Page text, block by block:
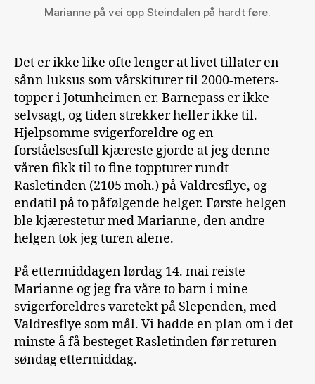
Marianne på vei opp Steindalen på hardt føre.
Det er ikke like ofte lenger at livet tillater en
sånn luksus som vårskiturer til 2000-meters-
topper i Jotunheimen er. Barnepass er ikke
selvsagt, og tiden strekker heller ikke til.
Hjelpsomme svigerforeldre og en
forståelsesfull kjæreste gjorde at jeg denne
våren fikk til to fine toppturer rundt
Rasletinden (2105 moh.) på Valdresflye, og
endatil på to påfølgende helger. Første helgen
ble kjærestetur med Marianne, den andre
helgen tok jeg turen alene.
På ettermiddagen lørdag 14. mai reiste
Marianne og jeg fra våre to barn i mine
svigerforeldres varetekt på Slependen, med
Valdresflye som mål. Vi hadde en plan om i det
minste å få besteget Rasletinden før returen
søndag ettermiddag.